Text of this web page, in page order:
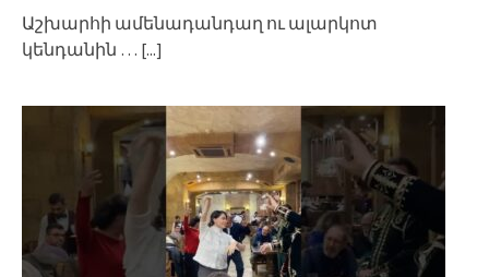
Աշխարհի ամենադանդաղ ու ալարկոտ
կենդանին … [...]